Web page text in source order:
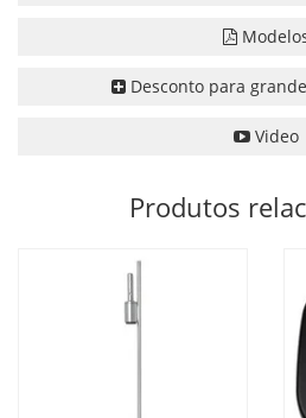
Desconto para
Video
Produtos